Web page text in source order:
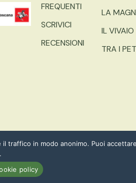
FREQUENTI
SCRIVICI
RECENSIONI
LA
IL VIVAIO
TRA I
traffico in modo anonimo. Puoi
policy